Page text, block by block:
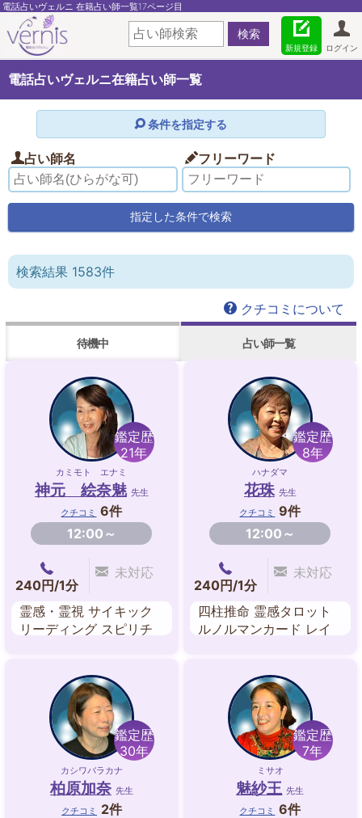
電話占いヴェルニ 在籍占い師一覧17ページ目
ログイン
新規登録
電話占いヴェルニ在籍占い師一覧
条件を指定する
占い師名 フリーワード
検索結果 1583件
クチコミについて
待機中 占い師一覧
鑑定歴
21年
カミモト エナミ
神元 絵奈魅 先生
クチコミ
6件
12:00～
240円/1分
未対応
霊感・霊視 サイキック
リーディング スピリチ
数秘術 縁結び エネルギ
ーワーク 守護霊対話
鑑定歴
8年
ハナダマ
花珠 先生
クチコミ
9件
12:00～
240円/1分
未対応
四柱推命 霊感タロット
ルノルマンカード レイ
鑑定歴
30年
カシワバラカナ
柏原加奈 先生
クチコミ
2件
鑑定歴
7年
ミサオ
魅紗王 先生
クチコミ
6件